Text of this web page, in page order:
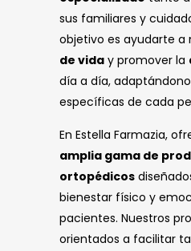
sus familiares y
objetivo es ayudarte a
de vida y promover la
día a día,
específicas de cada
En Estella Farmazia,
amplia gama de
ortopédicos
bienestar físico y
pacientes. Nuestros
orientados a facilitar